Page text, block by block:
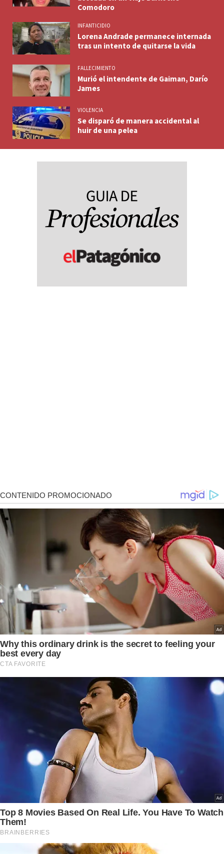
Comodoro
INFANTICIDIO
Lorena Andrade permanece internada
tras un intento de quitarse la vida
FALLECIMIENTO
Murió el intendente de Gaiman, Darío
James
VIOLENCIA
Se disparó de manera accidental al
huir de una pelea